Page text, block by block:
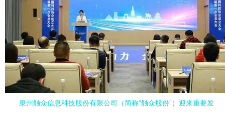
泉州触众信息科技股份有限公司（简称“触众股份”）迎来重要发